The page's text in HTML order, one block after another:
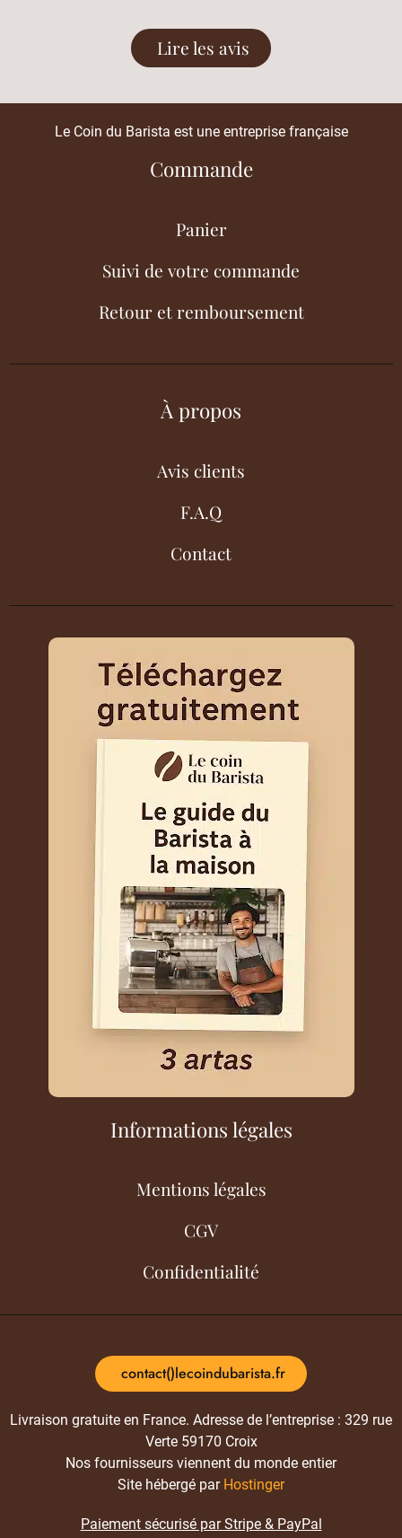
Lire les avis
Le Coin du Barista est une entreprise française
Commande
Panier
Suivi de votre commande
Retour et remboursement
À propos
Avis clients
F.A.Q
Contact
Informations légales
Mentions légales
CGV
Confidentialité
contact()lecoindubarista.fr
Livraison gratuite en France. Adresse de l’entreprise : 329 rue
Verte 59170 Croix
Nos fournisseurs viennent du monde entier
Site hébergé par Hostinger
Paiement sécurisé par Stripe & PayPal